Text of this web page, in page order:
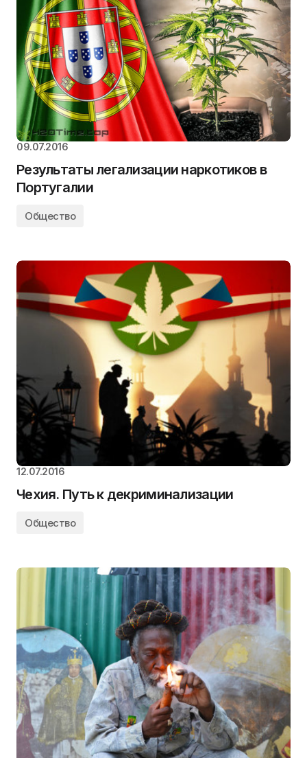
09.07.2016
Результаты легализации наркотиков в
Португалии
Общество
12.07.2016
Чехия. Путь к декриминализации
Общество